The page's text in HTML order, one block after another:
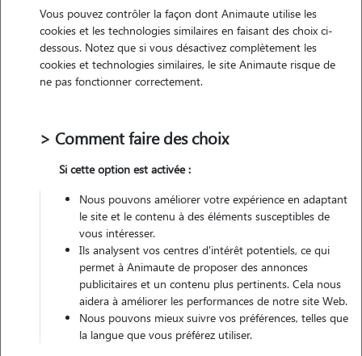
4 avis
• 49 ans
Véhiculé
Gardes réalisées
Contacter
Vous pouvez contrôler la façon dont Animaute utilise les
cookies et les technologies similaires en faisant des choix ci-
dessous. Notez que si vous désactivez complètement les
cookies et technologies similaires, le site Animaute risque de
ne pas fonctionner correctement.
> Comment faire des choix
Si cette option est activée :
Nous pouvons améliorer votre expérience en adaptant
le site et le contenu à des éléments susceptibles de
vous intéresser.
Ils analysent vos centres d'intérêt potentiels, ce qui
permet à Animaute de proposer des annonces
publicitaires et un contenu plus pertinents. Cela nous
aidera à améliorer les performances de notre site Web.
Nous pouvons mieux suivre vos préférences, telles que
la langue que vous préférez utiliser.